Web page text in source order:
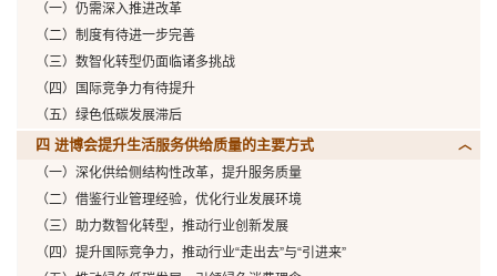
（一）仍需深入推进改革
（二）制度有待进一步完善
（三）数智化转型仍面临诸多挑战
（四）国际竞争力有待提升
（五）绿色低碳发展滞后
四 进博会提升生活服务供给质量的主要方式
（一）深化供给侧结构性改革，提升服务质量
（二）借鉴行业管理经验，优化行业发展环境
（三）助力数智化转型，推动行业创新发展
（四）提升国际竞争力，推动行业“走出去”与“引进来”